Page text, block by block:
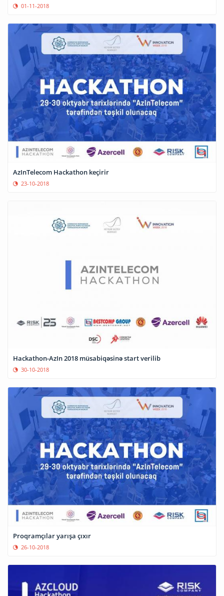
01-11-2018
AzInTelecom Hackathon keçirir
23-10-2018
Hackathon-AzIn 2018 müsabiqəsinə start verilib
30-10-2018
Proqramçılar yarışa çıxır
26-10-2018